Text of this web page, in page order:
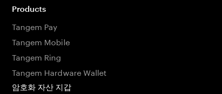
Products
Tangem Pay
Tangem Mobile
Tangem Ring
Tangem Hardware Wallet
암호화 자산 지갑